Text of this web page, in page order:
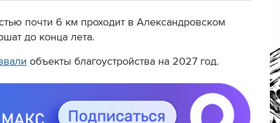
почти 6 км проходит в Александровском
до конца лета.
объекты благоустройства на 2027 год.